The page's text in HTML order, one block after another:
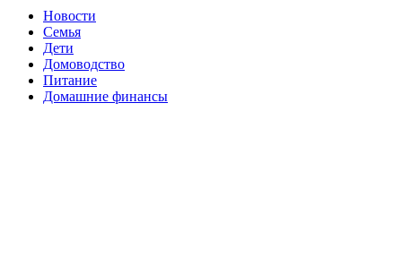
Новости
Семья
Дети
Домоводство
Питание
Домашние финансы